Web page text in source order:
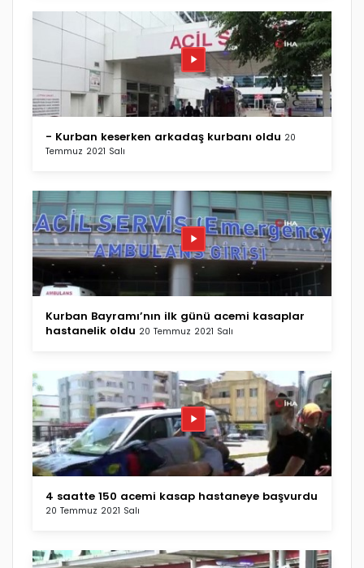
- Kurban keserken arkadaş kurbanı oldu 20
Temmuz 2021 Salı
Kurban Bayramı’nın ilk günü acemi kasaplar
hastanelik oldu 20 Temmuz 2021 Salı
4 saatte 150 acemi kasap hastaneye başvurdu
20 Temmuz 2021 Salı